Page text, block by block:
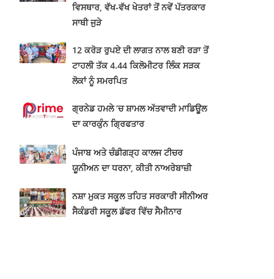
ਵਿਸਥਾਰ, ਵੱਖ-ਵੱਖ ਖੇਤਰਾਂ ਤੋਂ ਨਵੇਂ ਪੱਤਰਕਾਰ
ਸਾਥੀ ਜੁੜੇ
12 ਕਰੋੜ ਰੁਪਏ ਦੀ ਲਾਗਤ ਨਾਲ ਬਣੀ ਰੜਾ ਤੋਂ
ਟਾਹਲੀ ਤੱਕ 4.44 ਕਿਲੋਮੀਟਰ ਲਿੰਕ ਸੜਕ
ਲੋਕਾਂ ਨੂੰ ਸਮਰਪਿਤ
ਗ੍ਰਨੇਡ ਹਮਲੇ ’ਚ ਸ਼ਾਮਲ ਅੱਤਵਾਦੀ ਮਾਡਿਊਲ
ਦਾ ਕਾਰਕੁੰਨ ਗ੍ਰਿਫਤਾਰ
ਪੰਜਾਬ ਅਤੇ ਚੰਡੀਗੜ੍ਹ ਕਾਲਜ ਟੀਚਰ
ਯੂਨੀਅਨ ਦਾ ਧਰਨਾ, ਕੀਤੀ ਨਾਅਰੇਬਾਜ਼ੀ
ਨਸ਼ਾ ਮੁਕਤ ਸਕੂਲ ਤਹਿਤ ਸਰਕਾਰੀ ਸੀਨੀਅਰ
ਸੈਕੰਡਰੀ ਸਕੂਲ ਡੱਫਰ ਵਿੱਚ ਸੈਮੀਨਾਰ